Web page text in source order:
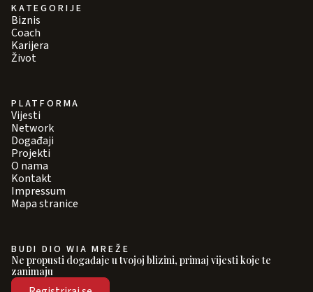
KATEGORIJE
Biznis
Coach
Karijera
Život
PLATFORMA
Vijesti
Network
Događaji
Projekti
O nama
Kontakt
Impressum
Mapa stranice
BUDI DIO WIA MREŽE
Ne propusti događaje u tvojoj blizini, primaj vijesti koje te
zanimaju